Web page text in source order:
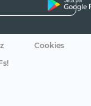
Cookies